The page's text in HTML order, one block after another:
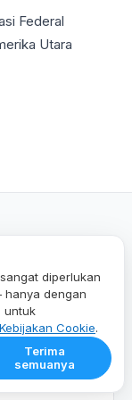
Federal
Utara
TextNow –
cara
diperlukan
dengan
untuk
Kebijakan Cookie.
Terima
semuanya